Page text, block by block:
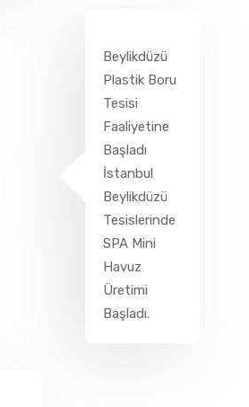
Beylikdüzü
Plastik Boru
Tesisi
Faaliyetine
Başladı
İstanbul
Beylikdüzü
Tesislerinde
SPA Mini
Havuz
Üretimi
Başladı.